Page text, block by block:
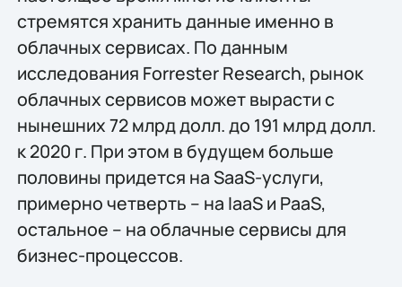
стремятся хранить данные именно в
облачных сервисах. По данным
исследования Forrester Research, рынок
облачных сервисов может вырасти с
нынешних 72 млрд долл. до 191 млрд долл.
к 2020 г. При этом в будущем больше
половины придется на SaaS-услуги,
примерно четверть – на IaaS и PaaS,
остальное – на облачные сервисы для
бизнес-процессов.